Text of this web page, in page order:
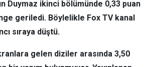
Duymaz ikinci bölümünde 0,33 puan
geriledi. Böylelikle Fox TV kanal
sıraya düştü.
gelen diziler arasında 3,50